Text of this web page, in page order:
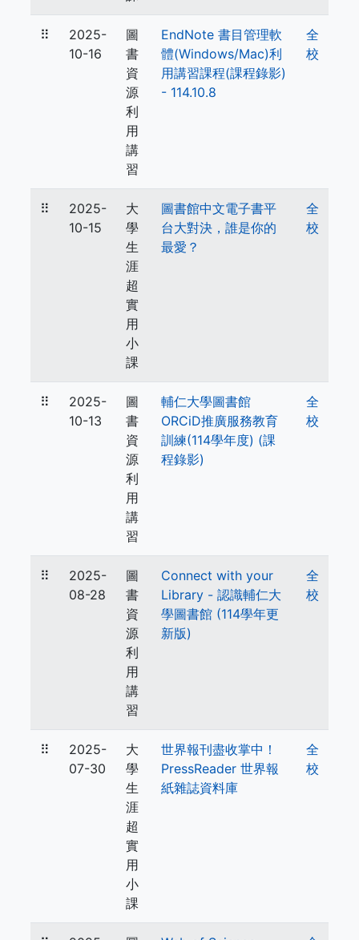
⠿
2025-
10-16
圖
書
資
源
利
用
講
習
EndNote 書目管理軟
體(Windows/Mac)利
用講習課程(課程錄影)
- 114.10.8
全
校
⠿
2025-
10-15
大
學
生
涯
超
實
用
小
課
圖書館中文電子書平
台大對決，誰是你的
最愛？
全
校
⠿
2025-
10-13
圖
書
資
源
利
用
講
習
輔仁大學圖書館
ORCiD推廣服務教育
訓練(114學年度) (課
程錄影)
全
校
⠿
2025-
08-28
圖
書
資
源
利
用
講
習
Connect with your
Library - 認識輔仁大
學圖書館 (114學年更
新版)
全
校
⠿
2025-
07-30
大
學
生
涯
超
實
用
小
課
世界報刊盡收掌中！
PressReader 世界報
紙雜誌資料庫
全
校